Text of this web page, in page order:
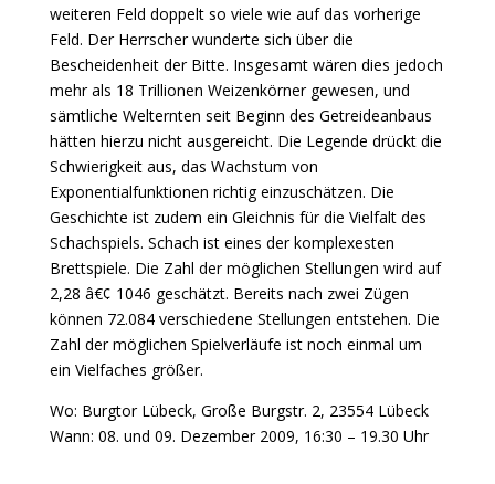
weiteren Feld doppelt so viele wie auf das vorherige
Feld. Der Herrscher wunderte sich über die
Bescheidenheit der Bitte. Insgesamt wären dies jedoch
mehr als 18 Trillionen Weizenkörner gewesen, und
sämtliche Welternten seit Beginn des Getreideanbaus
hätten hierzu nicht ausgereicht. Die Legende drückt die
Schwierigkeit aus, das Wachstum von
Exponentialfunktionen richtig einzuschätzen. Die
Geschichte ist zudem ein Gleichnis für die Vielfalt des
Schachspiels. Schach ist eines der komplexesten
Brettspiele. Die Zahl der möglichen Stellungen wird auf
2,28 â€¢ 1046 geschätzt. Bereits nach zwei Zügen
können 72.084 verschiedene Stellungen entstehen. Die
Zahl der möglichen Spielverläufe ist noch einmal um
ein Vielfaches größer.
Wo: Burgtor Lübeck, Große Burgstr. 2, 23554 Lübeck
Wann: 08. und 09. Dezember 2009, 16:30 – 19.30 Uhr